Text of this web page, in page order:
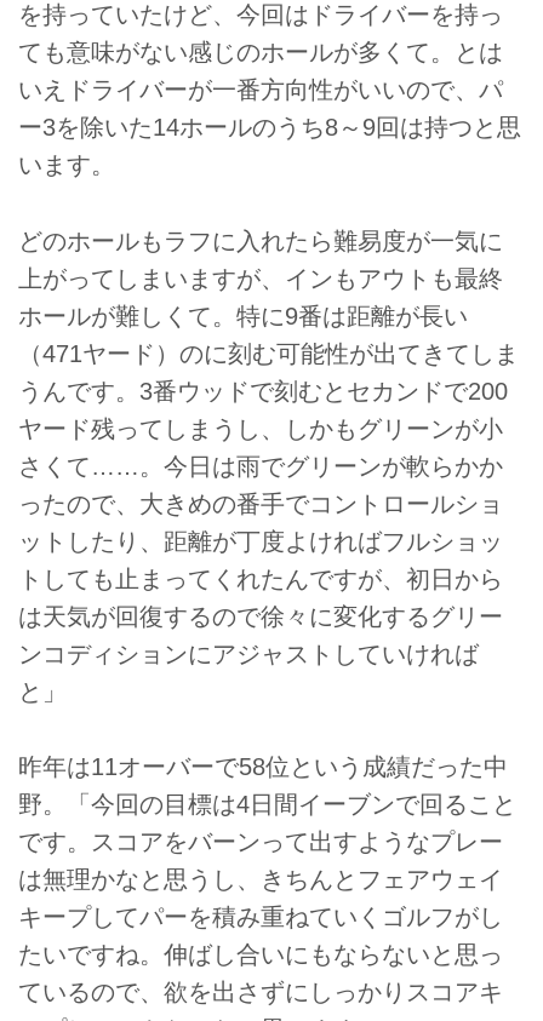
を持っていたけど、今回はドライバーを持っ
ても意味がない感じのホールが多くて。とは
いえドライバーが一番方向性がいいので、パ
ー3を除いた14ホールのうち8～9回は持つと思
います。
どのホールもラフに入れたら難易度が一気に
上がってしまいますが、インもアウトも最終
ホールが難しくて。特に9番は距離が長い
（471ヤード）のに刻む可能性が出てきてしま
うんです。3番ウッドで刻むとセカンドで200
ヤード残ってしまうし、しかもグリーンが小
さくて……。今日は雨でグリーンが軟らかか
ったので、大きめの番手でコントロールショ
ットしたり、距離が丁度よければフルショッ
トしても止まってくれたんですが、初日から
は天気が回復するので徐々に変化するグリー
ンコディションにアジャストしていければ
と」
昨年は11オーバーで58位という成績だった中
野。「今回の目標は4日間イーブンで回ること
です。スコアをバーンって出すようなプレー
は無理かなと思うし、きちんとフェアウェイ
キープしてパーを積み重ねていくゴルフがし
たいですね。伸ばし合いにもならないと思っ
ているので、欲を出さずにしっかりスコアキ